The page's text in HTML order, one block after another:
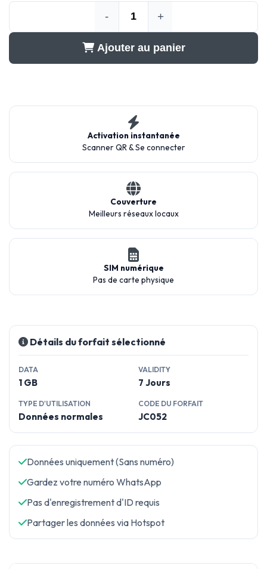
Activation instantanée
Scanner QR & Se connecter
Couverture
Meilleurs réseaux locaux
SIM numérique
Pas de carte physique
Détails du forfait sélectionné
DATA
1 GB
VALIDITY
7 Jours
TYPE D'UTILISATION
Données normales
CODE DU FORFAIT
JC052
- +
Ajouter au panier
Données uniquement (Sans numéro)
Gardez votre numéro WhatsApp
Pas d'enregistrement d'ID requis
Partager les données via Hotspot